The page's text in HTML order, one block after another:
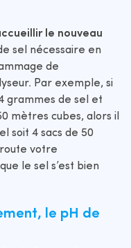
le nouveau
sel nécessaire en
de
Par exemple, si
grammes de sel et
mètres cubes, alors il
soit 4 sacs de 50
route votre
le sel s’est bien
le pH de